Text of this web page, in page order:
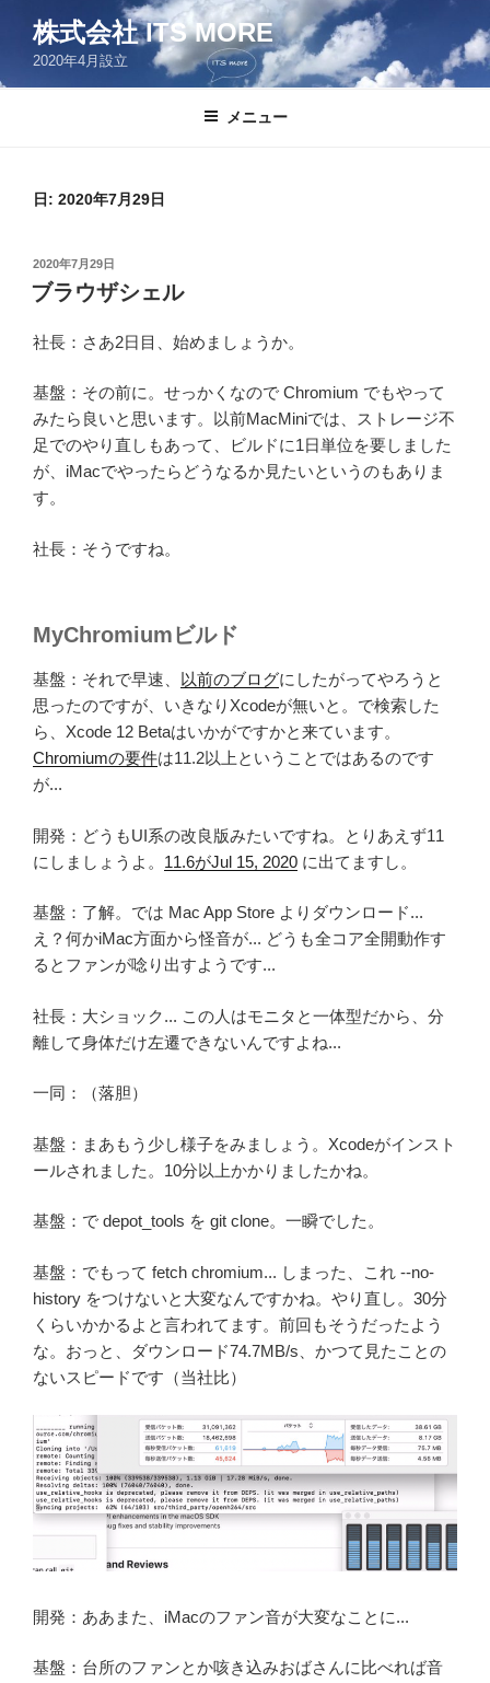
ン
株式会社 ITS MORE
2020年4月設立
メニュー
日: 2020年7月29日
投
稿
日:
2020年7月29日
ブラウザシェル
社長：さあ2日目、始めましょうか。
基盤：その前に。せっかくなので Chromium でもやって
みたら良いと思います。以前MacMiniでは、ストレージ不
足でのやり直しもあって、ビルドに1日単位を要しました
が、iMacでやったらどうなるか見たいというのもありま
す。
社長：そうですね。
MyChromiumビルド
基盤：それで早速、 以前のブログにしたがってやろうと
思ったのですが、いきなりXcodeが無いと。で検索した
ら、Xcode 12 Betaはいかがですかと来ています。
Chromiumの要件は11.2以上ということではあるのです
が...
開発：どうもUI系の改良版みたいですね。とりあえず11
にしましょうよ。 11.6がJul 15, 2020 に出てますし。
基盤：了解。では Mac App Store よりダウンロード...
え？何かiMac方面から怪音が... どうも全コア全開動作す
るとファンが唸り出すようです...
社長：大ショック... この人はモニタと一体型だから、分
離して身体だけ左遷できないんですよね...
一同：（落胆）
基盤：まあもう少し様子をみましょう。Xcodeがインスト
ールされました。10分以上かかりましたかね。
基盤：で depot_tools を git clone。一瞬でした。
基盤：でもって fetch chromium... しまった、これ --no-
history をつけないと大変なんですかね。やり直し。30分
くらいかかるよと言われてます。前回もそうだったよう
な。おっと、ダウンロード74.7MB/s、かつて見たことの
ないスピードです（当社比）
開発：ああまた、iMacのファン音が大変なことに...
基盤：台所のファンとか咳き込みおばさんに比べれば音